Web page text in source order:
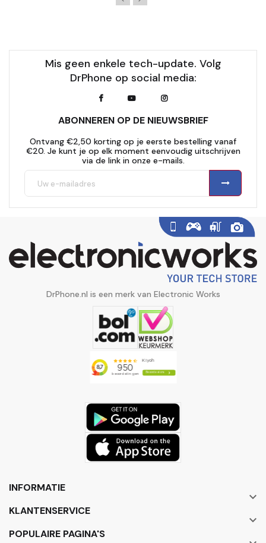
Mis geen enkele tech-update. Volg
DrPhone op social media:
ABONNEREN OP DE NIEUWSBRIEF
Ontvang €2,50 korting op je eerste bestelling vanaf
€20. Je kunt je op elk moment eenvoudig uitschrijven
via de link in onze e-mails.
DrPhone.nl is een merk van Electronic Works
INFORMATIE

KLANTENSERVICE

POPULAIRE PAGINA'S